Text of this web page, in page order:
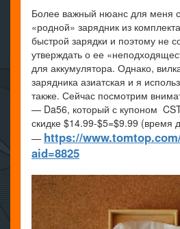
Более важный нюанс для меня
«родной» зарядник из
быстрой зарядки и поэтому не
утверждать о ее
для аккумулятора. Однако,
зарядника азиатская и я
также. Сейчас посмотрим
— Da56, который с купоном
скидке $14.99-$5=$9.99 (время
— https://
aid=8825